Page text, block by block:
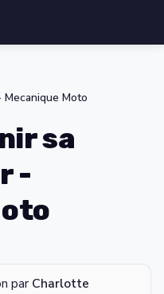
Moto
sa
-
par Charlotte